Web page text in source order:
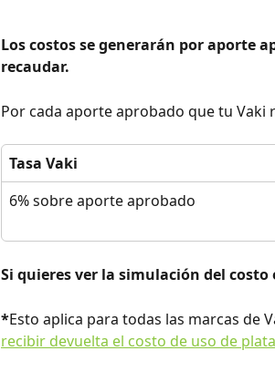
Los costos se generarán por aporte
recaudar.
Por cada aporte aprobado que tu Vaki
Tasa Vaki
6% sobre aporte aprobado
Si quieres ver la simulación del
*Esto aplica para todas las marcas de
recibir devuelta el costo de uso de